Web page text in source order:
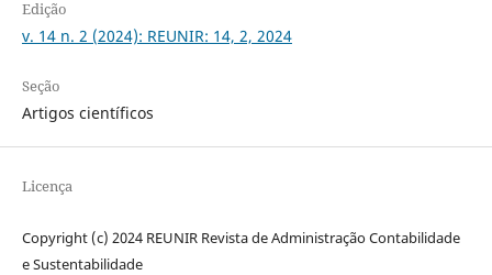
Edição
v. 14 n. 2 (2024): REUNIR: 14, 2, 2024
Seção
Artigos científicos
Licença
Copyright (c) 2024 REUNIR Revista de Administração Contabilidade
e Sustentabilidade